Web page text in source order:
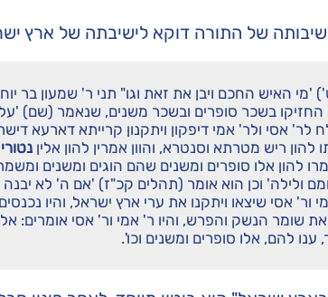
של התורה דוקא לישיבתה של ארץ
האיש החכם ויבן את זאת וגו" תני ר' שמעון בר
בשכר סופרים ובשכר משנים, שנאמר (שם)
אסי ולר' אמי דיפקון ויתקנון קרייתא דארעא
להון ריש מטרתא וסנטרא, והוון אמרין להון אלין
להון אלו סופרים ומשנים שהם הוגים ומשנים
ולילה' וכן הוא אומר (תהלים קכ"ז) 'אם ה' לא יבנה
ור' אסי שיצאו ויתקנו את ערי ארץ ישראל, והיו
את שומר הנשק והפרש, והיו ר' אמי ור' אסי אומרים:
להם, אלו סופרים ומשנים וכו'.